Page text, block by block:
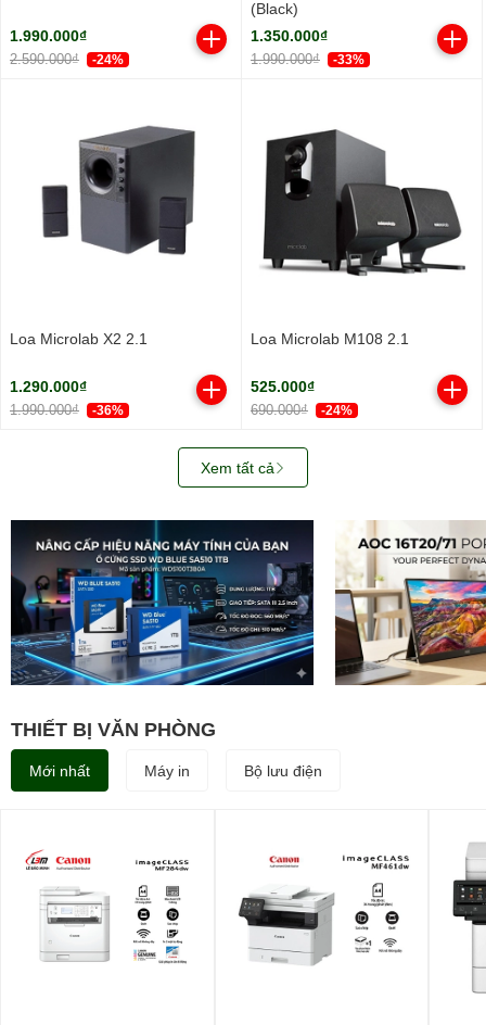
1.990.000₫
2.590.000₫ -24%
(Black)
1.350.000₫
1.990.000₫ -33%
Loa Microlab X2 2.1
1.290.000₫
1.990.000₫ -36%
Loa Microlab M108 2.1
525.000₫
690.000₫ -24%
Xem tất cả
THIẾT BỊ VĂN PHÒNG
Mới nhất Máy in Bộ lưu điện